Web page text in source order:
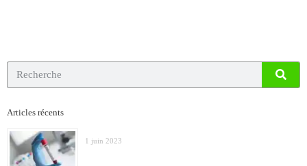
Articles récents
1 juin 2023